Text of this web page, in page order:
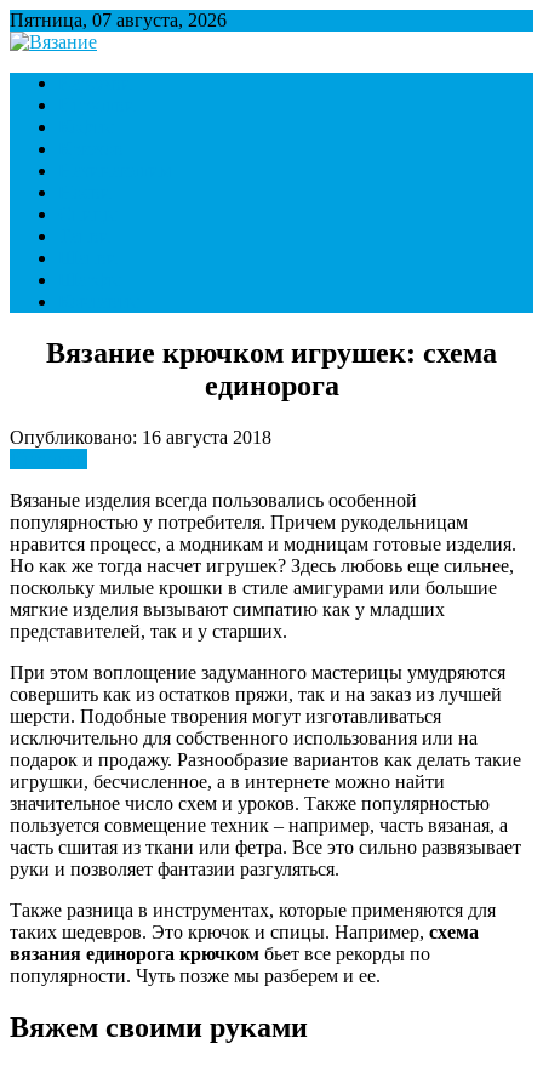
Пятница, 07 августа, 2026
Вязание
Множество полезной информации о вязании
Вязание крючком игрушек: схема
единорога
Опубликовано: 16 августа 2018
Вязаные изделия всегда пользовались особенной
популярностью у потребителя. Причем рукодельницам
нравится процесс, а модникам и модницам готовые изделия.
Но как же тогда насчет игрушек? Здесь любовь еще сильнее,
поскольку милые крошки в стиле амигурами или большие
мягкие изделия вызывают симпатию как у младших
представителей, так и у старших.
При этом воплощение задуманного мастерицы умудряются
совершить как из остатков пряжи, так и на заказ из лучшей
шерсти. Подобные творения могут изготавливаться
исключительно для собственного использования или на
подарок и продажу. Разнообразие вариантов как делать такие
игрушки, бесчисленное, а в интернете можно найти
значительное число схем и уроков. Также популярностью
пользуется совмещение техник – например, часть вязаная, а
часть сшитая из ткани или фетра. Все это сильно развязывает
руки и позволяет фантазии разгуляться.
Также разница в инструментах, которые применяются для
таких шедевров. Это крючок и спицы. Например, схема
вязания единорога крючком бьет все рекорды по
популярности. Чуть позже мы разберем и ее.
Вяжем своими руками